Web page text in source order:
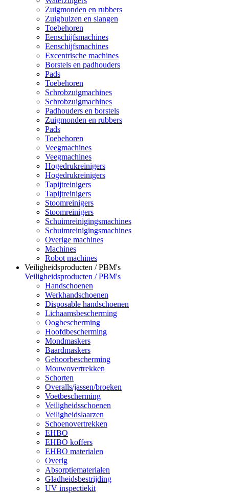
Zuigmonden en rubbers
Zuigbuizen en slangen
Toebehoren
Eenschijfsmachines
Eenschijfsmachines
Excentrische machines
Borstels en padhouders
Pads
Toebehoren
Schrobzuigmachines
Schrobzuigmachines
Padhouders en borstels
Zuigmonden en rubbers
Pads
Toebehoren
Veegmachines
Veegmachines
Hogedrukreinigers
Hogedrukreinigers
Tapijtreinigers
Tapijtreinigers
Stoomreinigers
Stoomreinigers
Schuimreinigingsmachines
Schuimreinigingsmachines
Overige machines
Machines
Robot machines
Veiligheidsproducten / PBM's
Veiligheidsproducten / PBM's
Handschoenen
Werkhandschoenen
Disposable handschoenen
Lichaamsbescherming
Oogbescherming
Hoofdbescherming
Mondmaskers
Baardmaskers
Gehoorbescherming
Mouwovertrekken
Schorten
Overalls/jassen/broeken
Voetbescherming
Veiligheidsschoenen
Veiligheidslaarzen
Schoenovertrekken
EHBO
EHBO koffers
EHBO materialen
Overig
Absorptiematerialen
Gladheidsbestrijding
UV inspectiekit